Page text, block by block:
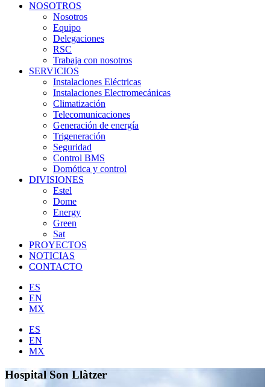
NOSOTROS
Nosotros
Equipo
Delegaciones
RSC
Trabaja con nosotros
SERVICIOS
Instalaciones Eléctricas
Instalaciones Electromecánicas
Climatización
Telecomunicaciones
Generación de energía
Trigeneración
Seguridad
Control BMS
Domótica y control
DIVISIONES
Estel
Dome
Energy
Green
Sat
PROYECTOS
NOTICIAS
CONTACTO
ES
EN
MX
ES
EN
MX
Hospital Son Llàtzer